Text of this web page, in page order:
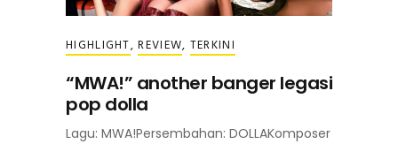
HIGHLIGHT,REVIEW, TERKINI
“MWA!” another banger legasi
pop dolla
Lagu: MWA!Persembahan: DOLLAKomposer